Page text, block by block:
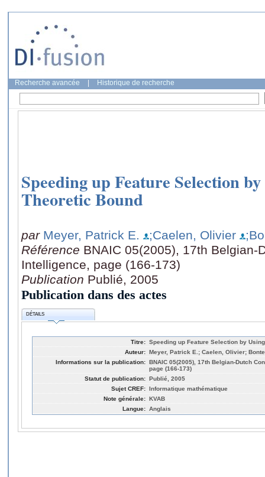
Recherche avancée Historique de recherche
Speeding up Feature Selection
Theoretic Bound
par Meyer, Patrick E. ;Caelen, Olivier
Référence BNAIC 05(2005), 17th Belgian-
Intelligence, page (166-173)
Publication Publié, 2005
Publication dans des actes
DÉTAILS
Titre: Speeding up Feature Selection by
Auteur: Meyer, Patrick E.; Caelen, Olivier;
Informations sur la publication: BNAIC 05(2005), 17th Belgian-Dutch
page (166-173)
Statut de publication: Publié, 2005
Sujet CREF: Informatique mathématique
Note générale: KVAB
Langue: Anglais